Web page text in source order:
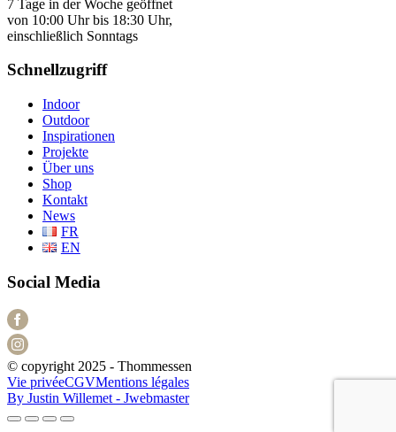
7 Tage in der Woche geöffnet
von 10:00 Uhr bis 18:30 Uhr,
einschließlich Sonntags
Schnellzugriff
Indoor
Outdoor
Inspirationen
Projekte
Über uns
Shop
Kontakt
News
FR
EN
Social Media
© copyright 2025 - Thommessen
Vie privéeCGVMentions légales
By Justin Willemet - Jwebmaster